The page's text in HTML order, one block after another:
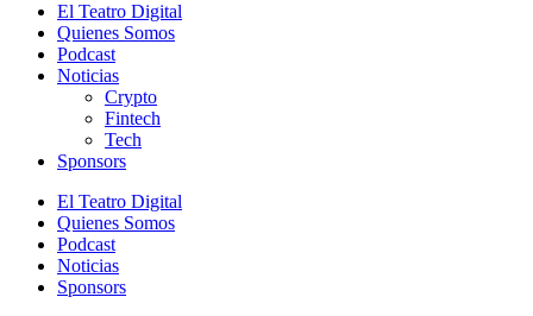
El Teatro Digital
Quienes Somos
Podcast
Noticias
Crypto
Fintech
Tech
Sponsors
El Teatro Digital
Quienes Somos
Podcast
Noticias
Sponsors